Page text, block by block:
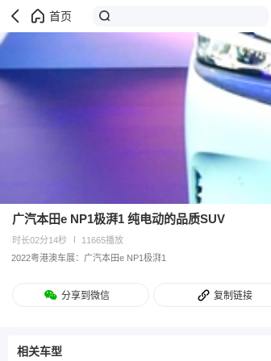
首页
广汽本田e NP1极湃1 纯电动的品质SUV
时长02分14秒 11665播放
2022粤港澳车展：广汽本田e NP1极湃1
分享到微信 复制链接
相关车型